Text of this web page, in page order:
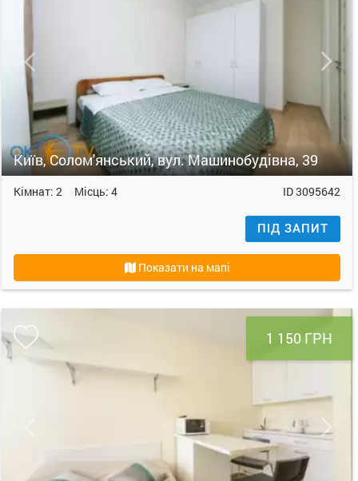
Київ, Солом'янський, вул. Машинобудівна, 39
Кімнат: 2 Місць: 4 ID3095642
ПІД ЗАПИТ
Показати на мапі
1 150 ГРН